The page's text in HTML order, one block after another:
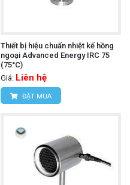
Thiết bị hiệu chuẩn nhiệt kế hồng
ngoại Advanced Energy IRC 75
(75°C)
Giá: Liên hệ
ĐẶT MUA